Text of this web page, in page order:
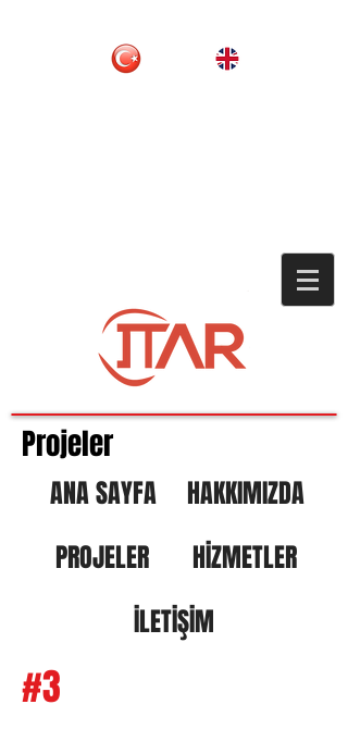
Projeler
#3
ANA SAYFA
PROJELER
HAKKIMIZDA
HİZMETLER
İLETİŞİM